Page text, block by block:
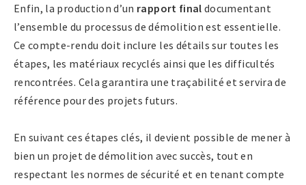
Enfin, la production d’un rapport final documentant
l’ensemble du processus de démolition est essentielle.
Ce compte-rendu doit inclure les détails sur toutes les
étapes, les matériaux recyclés ainsi que les difficultés
rencontrées. Cela garantira une traçabilité et servira de
référence pour des projets futurs.
En suivant ces étapes clés, il devient possible de mener à
bien un projet de démolition avec succès, tout en
respectant les normes de sécurité et en tenant compte